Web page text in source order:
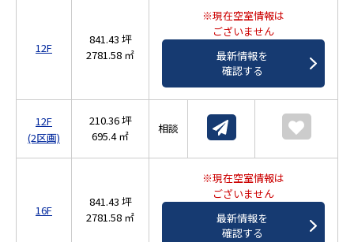
12F
841.43 坪
2781.58 ㎡
※現在空室情報は
ございません
最新情報を
確認する
12F
(2区画)
210.36 坪
695.4 ㎡
相談
16F
841.43 坪
2781.58 ㎡
※現在空室情報は
ございません
最新情報を
確認する